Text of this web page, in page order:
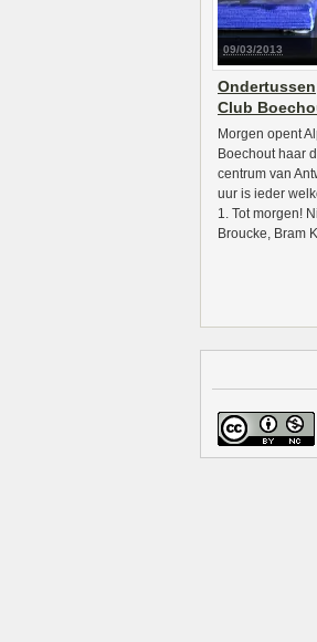
09/03/2013
Club
Morgen opent
Boechout haar
centrum van
uur is ieder
1. Tot morgen!
Broucke, Bram